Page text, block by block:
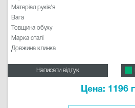
Матеріал руків'я
Вага
Товщина обуху
Марка сталі
Довжина клинка
Написати відгук
Цена: 1196